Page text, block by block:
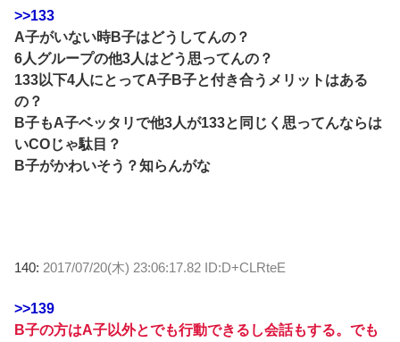
>>133
A子がいない時B子はどうしてんの？
6人グループの他3人はどう思ってんの？
133以下4人にとってA子B子と付き合うメリットはある
の？
B子もA子ベッタリで他3人が133と同じく思ってんならは
いCOじゃ駄目？
B子がかわいそう？知らんがな
140: 2017/07/20(木) 23:06:17.82 ID:D+CLRteE
>>139
B子の方はA子以外とでも行動できるし会話もする。でも